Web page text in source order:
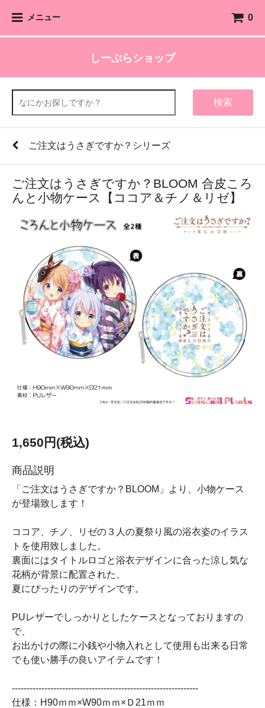
メニュー 0
しーぷらショップ
検索
ご注文はうさぎですか？シリーズ
ご注文はうさぎですか？BLOOM 合皮ころ
んと小物ケース【ココア＆チノ＆リゼ】
1,650円(税込)
商品説明
「ご注文はうさぎですか？BLOOM」より、小物ケース
が登場致します！
ココア、チノ、リゼの３人の夏祭り風の浴衣姿のイラス
トを使用致しました。
裏面にはタイトルロゴと浴衣デザインに合った涼し気な
花柄が背景に配置された、
夏にぴったりのデザインです。
PUレザーでしっかりとしたケースとなっておりますの
で、
お出かけの際に小銭や小物入れとして使用も出来る日常
でも使い勝手の良いアイテムです！
---------------------------------------------------------------
仕様：H90ｍｍ×W90ｍｍ×Ｄ21ｍｍ